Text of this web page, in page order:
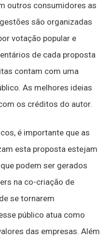
outros consumidores as
são organizadas
votação popular e
de cada proposta
contam com uma
As melhores ideias
os créditos do autor.
é importante que as
esta proposta estejam
podem ser gerados
na co-criação de
se tornarem
público atua como
das empresas. Além